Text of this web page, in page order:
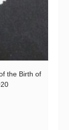
the Birth of